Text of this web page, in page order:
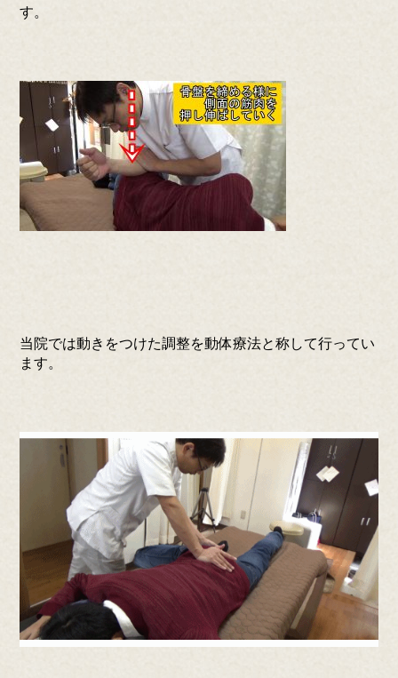
す。
当院では動きをつけた調整を動体療法と称して行ってい
ます。